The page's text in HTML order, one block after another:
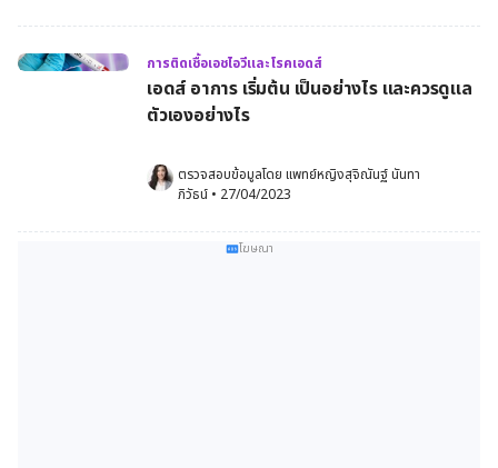
การติดเชื้อเอชไอวีและโรคเอดส์
เอดส์ อาการ เริ่มต้น เป็นอย่างไร และควรดูแล
ตัวเองอย่างไร
ตรวจสอบข้อมูลโดย แพทย์หญิงสุจิณันฐ์ นันทา
ภิวัธน์ • 27/04/2023
โฆษณา